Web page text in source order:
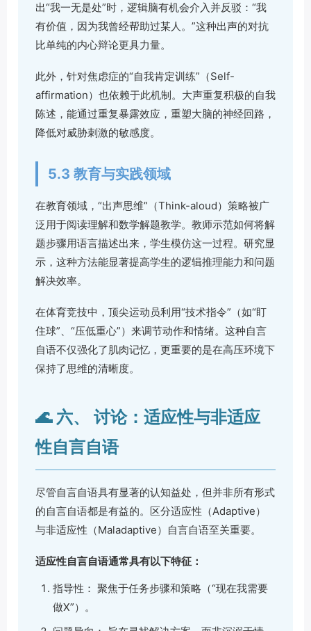
出“我一无是处”时，逻辑脑有机会介入并反驳：“我
有价值，因为我曾经帮助过某人。”这种出声的对抗
比单纯的内心辩论更具力量。
此外，针对焦虑症的“自我肯定训练”（Self-
affirmation）也依赖于此机制。大声重复积极的自我
陈述，能通过重复暴露效应，重塑大脑的神经回路，
降低对威胁刺激的敏感度。
5.3 教育与实践领域
在教育领域，“出声思维”（Think-aloud）策略被广
泛用于阅读理解和数学解题教学。教师示范如何将解
题步骤用语言描述出来，学生模仿这一过程。研究显
示，这种方法能显著提高学生的逻辑推理能力和问题
解决效率。
在体育竞技中，顶尖运动员利用“技术指令”（如“盯
住球”、“压低重心”）来调节动作和情绪。这种自言
自语不仅强化了肌肉记忆，更重要的是在高压环境下
保持了思维的清晰度。
🌊 六、 讨论：适应性与非适应
性自言自语
尽管自言自语具有显著的认知益处，但并非所有形式
的自言自语都是有益的。区分适应性（Adaptive）
与非适应性（Maladaptive）自言自语至关重要。
适应性自言自语通常具有以下特征：
指导性： 聚焦于任务步骤和策略（“现在我需要
做X”）。